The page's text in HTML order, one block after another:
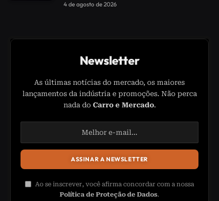
4 de agosto de 2026
Newsletter
As últimas notícias do mercado, os maiores
lançamentos da indústria e promoções. Não perca
nada do Carro e Mercado.
Ao se inscrever, você afirma concordar com a nossa
Política de Proteção de Dados.